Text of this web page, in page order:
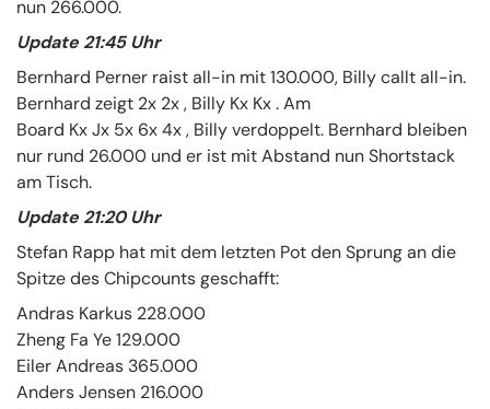
nun 266.000.
Update 21:45 Uhr
Bernhard Perner raist all-in mit 130.000, Billy callt all-in.
Bernhard zeigt 2x 2x , Billy Kx Kx . Am
Board Kx Jx 5x 6x 4x , Billy verdoppelt. Bernhard bleiben
nur rund 26.000 und er ist mit Abstand nun Shortstack
am Tisch.
Update 21:20 Uhr
Stefan Rapp hat mit dem letzten Pot den Sprung an die
Spitze des Chipcounts geschafft:
Andras Karkus 228.000
Zheng Fa Ye 129.000
Eiler Andreas 365.000
Anders Jensen 216.000